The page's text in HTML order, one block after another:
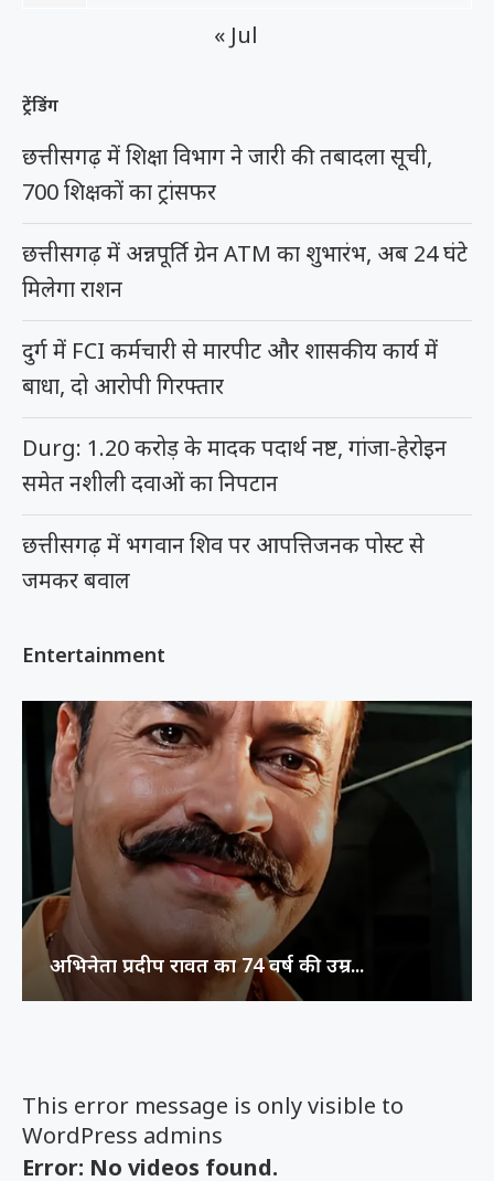
This error message is only visible to
WordPress admins
Error: No videos found.
« Jul
ट्रेंडिंग
छत्तीसगढ़ में शिक्षा विभाग ने जारी की तबादला सूची,
700 शिक्षकों का ट्रांसफर
छत्तीसगढ़ में अन्नपूर्ति ग्रेन ATM का शुभारंभ, अब 24 घंटे
मिलेगा राशन
दुर्ग में FCI कर्मचारी से मारपीट और शासकीय कार्य में
बाधा, दो आरोपी गिरफ्तार
Durg: 1.20 करोड़ के मादक पदार्थ नष्ट, गांजा-हेरोइन
समेत नशीली दवाओं का निपटान
छत्तीसगढ़ में भगवान शिव पर आपत्तिजनक पोस्ट से
जमकर बवाल
Entertainment
अभिनेता प्रदीप रावत का 74 वर्ष की उम्र...